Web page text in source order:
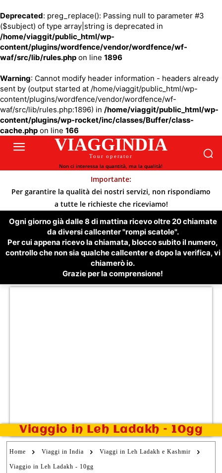
Deprecated: preg_replace(): Passing null to parameter #3
($subject) of type array|string is deprecated in
/home/viaggit/public_html/wp-
content/plugins/wordfence/vendor/wordfence/wf-
waf/src/lib/rules.php on line 1896
Warning: Cannot modify header information - headers already
sent by (output started at /home/viaggit/public_html/wp-
content/plugins/wordfence/vendor/wordfence/wf-
waf/src/lib/rules.php:1896) in /home/viaggit/public_html/wp-
content/plugins/wp-rocket/inc/classes/Buffer/class-
cache.php on line 166
VIAGGINDIA
Tour operator
Non ci interessa la quantità, ma la qualità!
Importante:
Per garantire la qualità dei nostri servizi, non rispondiamo
a tutte le richieste che riceviamo!
Ogni giorno già dalle 8 di mattina ricevo oltre 20 chiamate
da diversi callcenter "rompi scatole".
Per cui appena ricevo la chiamata, blocco subito il numero,
controllo che non sia qualche callcenter e dopo la verifica, vi
chiamerò io.
Grazie per la comprensione!
Viaggio in Leh Ladakh – 10gg
Home Viaggi in India Viaggi in Leh Ladakh e Kashmir
Viaggio in Leh Ladakh - 10gg